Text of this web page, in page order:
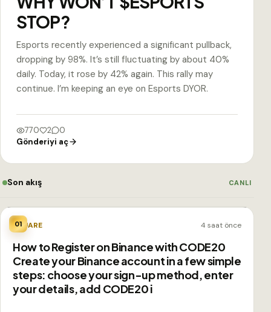
STOP?
Esports recently experienced a significant pullback,
dropping by 98%. It’s still fluctuating by about 40%
daily. Today, it rose by 42% again. This rally may
continue. I’m keeping an eye on Esports DYOR.
770 2
0
Gönderiyi aç
Son akış CANLI
01
SQUARE 4 saat önce
How to Register on Binance with CODE20
Create your Binance account in a few simple
steps: choose your sign-up method, enter
your details, add CODE20 i